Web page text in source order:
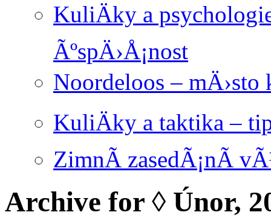
KuliÄky a
ÃºspÄ›Å¡nost
Noordeloos –
KuliÄky a taktika –
ZimnÃ­ zasedÃ¡nÃ­
Archive for ◊ Únor,